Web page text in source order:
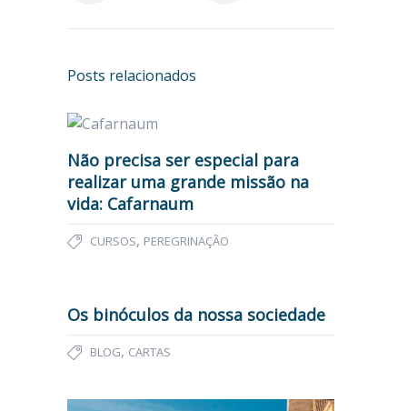
Posts relacionados
Não precisa ser especial para
realizar uma grande missão na
vida: Cafarnaum
CURSOS, PEREGRINAÇÃO
Os binóculos da nossa sociedade
BLOG, CARTAS